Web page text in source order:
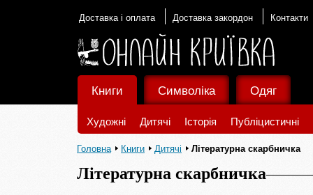
Доставка і оплата Доставка закордон Контакти
Книги
Художні Дитячі Історія Публіцистичні
Символіка Одяг
Головна Книги Дитячі Літературна скарбничка
Літературна скарбничка